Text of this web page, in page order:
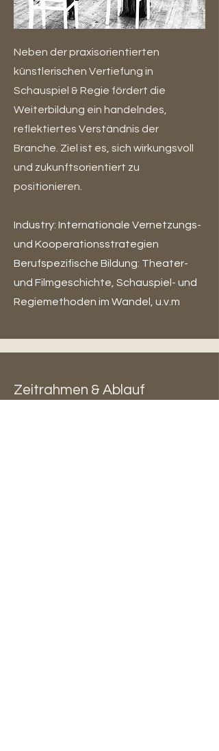
Neben der praxisorientierten
künstlerischen Vertiefung in
Schauspiel & Regie fördert die
Weiterbildung ein handelndes,
reflektiertes Verständnis der
Branche. Ziel ist es, sich wirkungsvoll
und zukunftsorientiert zu
positionieren.
Industry: Internationale Vernetzungs-
und Kooperationsstrategien
Berufspezifische Bildung: Theater-
und Filmgeschichte, Schauspiel- und
Regiemethoden im Wandel, u.v.m
Zeitrahmen & Ablauf